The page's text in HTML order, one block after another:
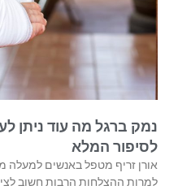
נמק ברגל מה עוד ניתן
לסיפור המלא
אורן זריף מטפל באנשים למעלה מ-25
למרות ההצלחות הרבות חשוב